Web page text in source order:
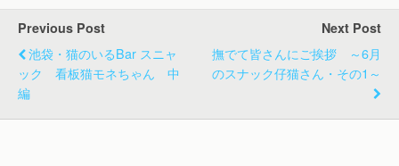
Previous Post
池袋・猫のいるBar スニャ
ック 看板猫モネちゃん 中
編
Next Post
撫でて皆さんにご挨拶 ～6月
のスナック仔猫さん・その1～